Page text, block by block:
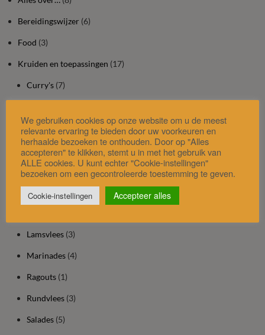
Bereidingswijzer (6)
Food (3)
Kruiden en toepassingen (17)
Curry's (7)
Dranken (5)
Dressings(1)
Ei(9)
Gevogelte (9)
Lamsvlees (3)
Marinades (4)
Ragouts (1)
Rundvlees (3)
Salades (5)
We gebruiken cookies op onze website om u de meest
relevante ervaring te bieden door uw voorkeuren en
herhaalde bezoeken te onthouden. Door op "Alles
accepteren" te klikken, stemt u in met het gebruik van
ALLE cookies. U kunt echter "Cookie-instellingen"
bezoeken om een gecontroleerde toestemming te geven.
Cookie-instellingen Accepteer alles